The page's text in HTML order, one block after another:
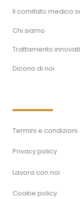
Il comitato medico
Chi siamo
Trattamento
Dicono di noi
Termini e condizioni
Privacy policy
Lavora con noi
Cookie policy